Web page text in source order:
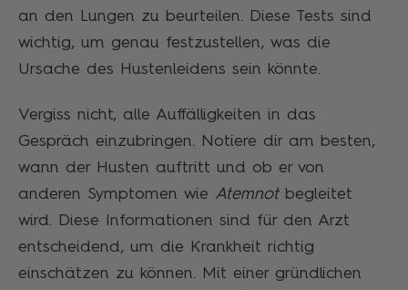
an den Lungen zu beurteilen. Diese Tests sind
wichtig, um genau festzustellen, was die
Ursache des Hustenleidens sein könnte.
Vergiss nicht, alle Auffälligkeiten in das
Gespräch einzubringen. Notiere dir am besten,
wann der Husten auftritt und ob er von
anderen Symptomen wie Atemnotbegleitet
wird. Diese Informationen sind für den Arzt
entscheidend, um die Krankheit richtig
einschätzen zu können. Mit einer gründlichen